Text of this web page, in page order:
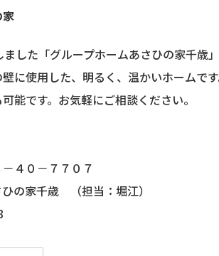
家
した「グループホームあさひの家千歳
に使用した、明るく、温かいホームです
能です。お気軽にご相談ください。
４０－７７０７
の家千歳 （担当：堀江）